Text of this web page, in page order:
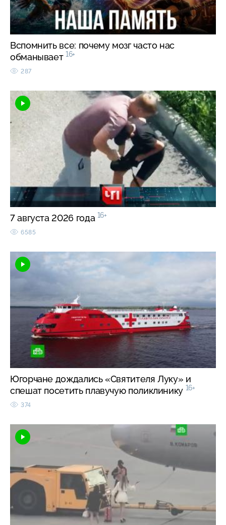
Вспомнить все: почему мозг часто нас
обманывает 16+
287
7 августа 2026 года 16+
6585
Югорчане дождались «Святителя Луку» и
спешат посетить плавучую поликлинику 16+
374